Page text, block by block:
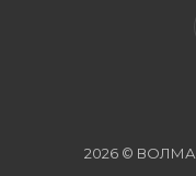
2026 © ВОЛМА